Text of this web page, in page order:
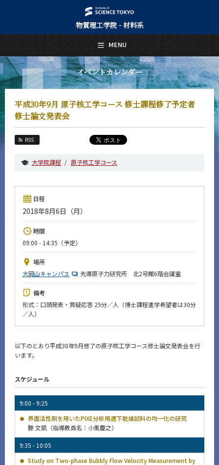
物質理工学院 - 材料系
イベントカレンダー
平成30年9月 原子核工学コース 修士課程修了予定者
修士論文発表会
RSS
大学院課程 原子核工学コース
日程
2018年8月6日（月）
時間
09:00 - 14:35（予定）
場所
大岡山キャンパス
先導原子力研究所 北2号館6階会議室
備考
形式：口頭発表・質疑応答 25分／人（博士課程進学希望者は30分
／人）
以下のとおり平成30年9月修了の原子核工学コース修士論文発表会を行
います。
スケジュール
9:00 - 9:25
界面活性剤を用いたPIXE分析用適下乾燥試料の均一化の研究
滕 文凱（指導教員名：小栗慶之）
9:35 - 10:05
Study on Two-phase Bubbly Flow Velocity Measurement by
MENU
日本語 English
トップページ
Top Page
材料系について
About Us
教育
Education
教員・研究室
Faculty and Laboratories
未来
Admissions
材料系 News
News
イベントカレンダー
Event Calendar
今後のイベント
今後の課程別イベント
年別アーカイブ
CLOSE